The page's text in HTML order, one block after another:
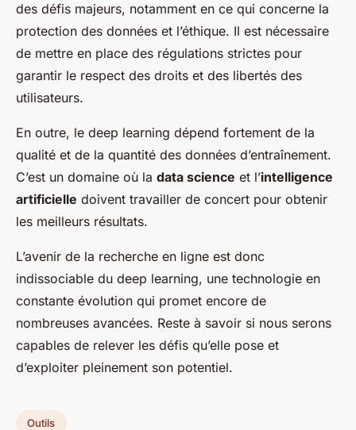
des défis majeurs, notamment en ce qui concerne la
protection des données et l’éthique. Il est nécessaire
de mettre en place des régulations strictes pour
garantir le respect des droits et des libertés des
utilisateurs.
En outre, le deep learning dépend fortement de la
qualité et de la quantité des données d’entraînement.
C’est un domaine où la data science et l’intelligence
artificielle doivent travailler de concert pour obtenir
les meilleurs résultats.
L’avenir de la recherche en ligne est donc
indissociable du deep learning, une technologie en
constante évolution qui promet encore de
nombreuses avancées. Reste à savoir si nous serons
capables de relever les défis qu’elle pose et
d’exploiter pleinement son potentiel.
Outils